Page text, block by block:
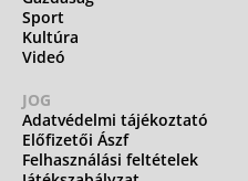
Sport
Kultúra
Videó
JOG
Adatvédelmi tájékoztató
Előfizetői Ászf
Felhasználási feltételek